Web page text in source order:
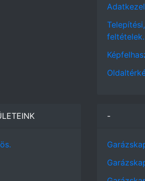
feltételek.
-